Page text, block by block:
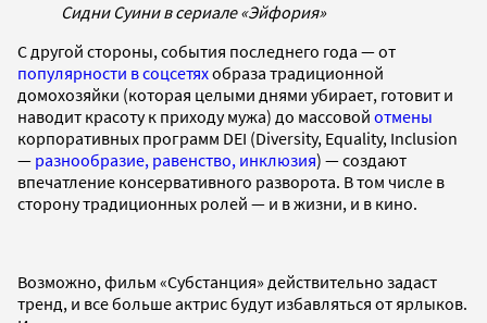
Сидни Суини в сериале «Эйфория»
С другой стороны, события последнего года — от
популярности в соцсетяхобраза традиционной
домохозяйки (которая целыми днями убирает, готовит и
наводит красоту к приходу мужа) до массовой отмены
корпоративных программ DEI (Diversity, Equality, Inclusion
— разнообразие, равенство, инклюзия) — создают
впечатление консервативного разворота. В том числе в
сторону традиционных ролей — и в жизни, и в кино.
Возможно, фильм «Субстанция» действительно задаст
тренд, и все больше актрис будут избавляться от ярлыков.